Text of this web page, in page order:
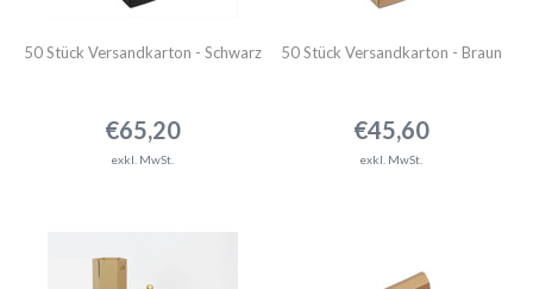
50 Stück Versandkarton - Schwarz
€65,20
exkl. MwSt.
50 Stück Versandkarton - Braun
€45,60
exkl. MwSt.